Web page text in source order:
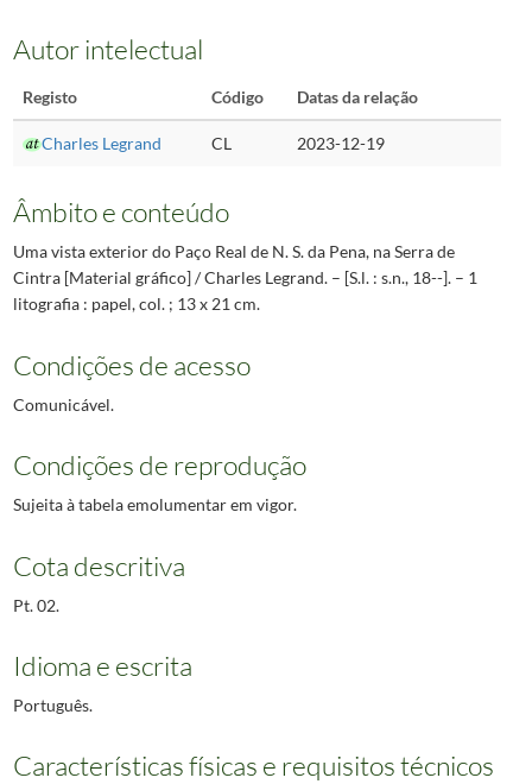
Autor intelectual
Registo Código Datas da relação
Charles Legrand CL 2023-12-19
Âmbito e conteúdo
Uma vista exterior do Paço Real de N. S. da Pena, na Serra de
Cintra [Material gráfico] / Charles Legrand. – [S.l. : s.n., 18--]. – 1
litografia : papel, col. ; 13 x 21 cm.
Condições de acesso
Comunicável.
Condições de reprodução
Sujeita à tabela emolumentar em vigor.
Cota descritiva
Pt. 02.
Idioma e escrita
Português.
Características físicas e requisitos técnicos